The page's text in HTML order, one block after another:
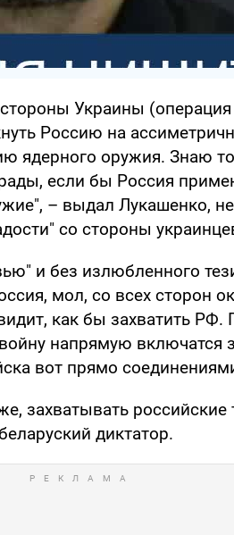
Украины
Россию на
ядерного оружия. Знаю
если бы Россия
– выдал Лукашенко,
со стороны
и без излюбленного
мол, со всех сторон
как бы захватить РФ.
напрямую включатся
вот прямо
захватывать российские
диктатор.